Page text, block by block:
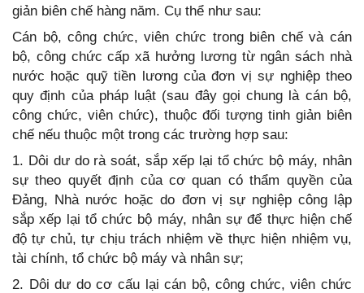
giản biên chế hàng năm. Cụ thể như sau:
Cán bộ, công chức, viên chức trong biên chế và cán
bộ, công chức cấp xã hưởng lương từ ngân sách nhà
nước hoặc quỹ tiền lương của đơn vị sự nghiệp theo
quy định của pháp luật (sau đây gọi chung là cán bộ,
công chức, viên chức), thuộc đối tượng tinh giản biên
chế nếu thuộc một trong các trường hợp sau:
1. Dôi dư do rà soát, sắp xếp lại tổ chức bộ máy, nhân
sự theo quyết định của cơ quan có thẩm quyền của
Đảng, Nhà nước hoặc do đơn vị sự nghiệp công lập
sắp xếp lại tổ chức bộ máy, nhân sự để thực hiện chế
độ tự chủ, tự chịu trách nhiệm về thực hiện nhiệm vụ,
tài chính, tổ chức bộ máy và nhân sự;
2. Dôi dư do cơ cấu lại cán bộ, công chức, viên chức